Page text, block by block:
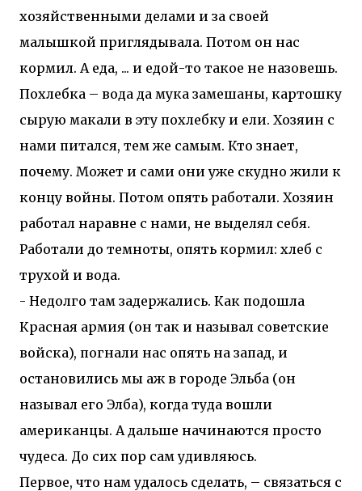
хозяйственными делами и за своей
малышкой приглядывала. Потом он нас
кормил. А еда, ... и едой-то такое не назовешь.
Похлебка – вода да мука замешаны, картошку
сырую макали в эту похлебку и ели. Хозяин с
нами питался, тем же самым. Кто знает,
почему. Может и сами они уже скудно жили к
концу войны. Потом опять работали. Хозяин
работал наравне с нами, не выделял себя.
Работали до темноты, опять кормил: хлеб с
трухой и вода.
- Недолго там задержались. Как подошла
Красная армия (он так и называл советские
войска), погнали нас опять на запад, и
остановились мы аж в городе Эльба (он
называл его Элба), когда туда вошли
американцы. А дальше начинаются просто
чудеса. До сих пор сам удивляюсь.
Первое, что нам удалось сделать, – связаться с